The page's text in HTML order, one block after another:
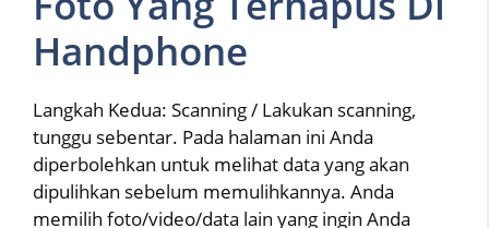
Handphone
Langkah Kedua: Scanning / Lakukan scanning,
tunggu sebentar. Pada halaman ini Anda
diperbolehkan untuk melihat data yang akan
dipulihkan sebelum memulihkannya. Anda
memilih foto/video/data lain yang ingin Anda